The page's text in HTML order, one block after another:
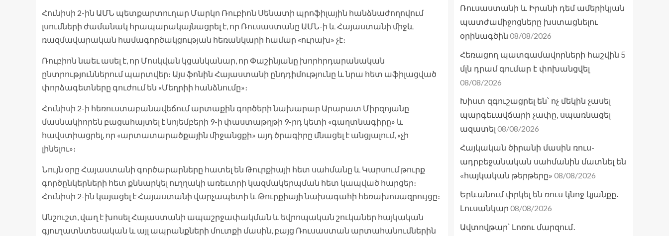
Հունիսի 2-ին ԱՄՆ պետքարտուղար Մարկո Ռուբիոն Սենատի պրոֆիլային հանձնաժողովում
լսումների ժամանակ հրապարակայնացրել է, որ Ռուսաստանը ԱՄՆ-ի և Հայաստանի միջև
ռազմավարական համագործակցության հեռանկարի համար «ուրախ» չէ։
Ռուբիոն նաեւ ասել է, որ Մոսկվան կցանկանար, որ Փաշինյանը խորհրդարանական
ընտրություններում պարտվեր։ Այս ֆոնին Հայաստանի ընդդիմությունը և նրա հետ աֆիլացված
փորձագետները գուժում են «Մեղրիի հանձնումը»։
Հունիսի 2-ի հեռուստաբանավեճում արտաքին գործերի նախարար Արարատ Միրզոյանը
մասնակիորեն բացահայտել է նոյեմբերի 9-ի փաստաթղթի 9-րդ կետի «գաղտնագիրը» և
հավստիացրել, որ «արտատարածքային միջանցքի» այդ ծրագիրը մնացել է անցյալում, «չի
լինելու»։
Նույն օրը Հայաստանի գործարարները հատել են Թուրքիայի հետ սահմանը և Կարսում թուրք
գործընկերների հետ քննարկել ուղղակի առեւտրի կազմակերպման հետ կապված հարցեր։
Հունիսի 2-ին կայացել է Հայաստանի վարչապետի և Թուրքիայի նախագահի հեռախոսազրույցը։
Անշուշտ, վաղ է խոսել Հայաստանի ապաշրջափակման և եվրոպական շուկաներ հայկական
գյուղատնտեսական և այլ ապրանքների մուտքի մասին, բայց Ռուսաստան արտահանումներին
Ռուսաստանի և Իրանի դեմ ամերիկյան
պատժամիջոցները խստացնելու
օրինագծին 08/08/2026
Հեռացող պատգամավորների հաշվին 5
մլն դրամ գումար է փոխանցվել
08/08/2026
Խիստ զգուշացրել են՝ ոչ մեկին չասել
պարգեւավճարի չափը, սպառնացել
ազատել 08/08/2026
Հայկական ծիրանի մասին ռուս-
ադրբեջանական սահմանին մատնել են
«հայկական թերթերը» 08/08/2026
Երևանում փրկել են ռուս կնոջ կյանքը․
Լուսանկար 08/08/2026
Ավտովթար՝ Լոռու մարզում․